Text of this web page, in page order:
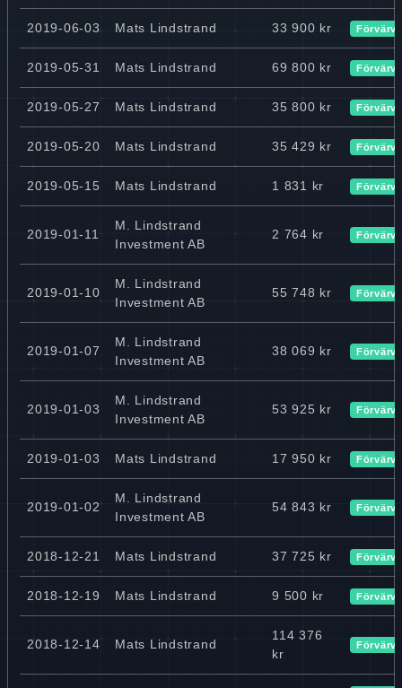
2019-06-03 Mats Lindstrand 33 900 kr Förvärv
2019-05-31 Mats Lindstrand 69 800 kr Förvärv
2019-05-27 Mats Lindstrand 35 800 kr Förvärv
2019-05-20 Mats Lindstrand 35 429 kr Förvärv
2019-05-15 Mats Lindstrand 1 831 kr Förvärv
2019-01-11
M. Lindstrand
Investment AB
2 764 kr Förvärv
2019-01-10
M. Lindstrand
Investment AB
55 748 kr Förvärv
2019-01-07
M. Lindstrand
Investment AB
38 069 kr Förvärv
2019-01-03
M. Lindstrand
Investment AB
53 925 kr Förvärv
2019-01-03 Mats Lindstrand 17 950 kr Förvärv
2019-01-02
M. Lindstrand
Investment AB
54 843 kr Förvärv
2018-12-21 Mats Lindstrand 37 725 kr Förvärv
2018-12-19 Mats Lindstrand 9 500 kr Förvärv
2018-12-14 Mats Lindstrand
114 376
kr
Förvärv